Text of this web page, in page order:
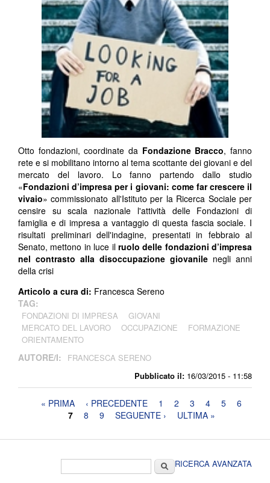
Pubblicato il: 16/03/2015 - 11:58
Otto fondazioni, coordinate da Fondazione Bracco, fanno
rete e si mobilitano intorno al tema scottante dei giovani e del
mercato del lavoro. Lo fanno partendo dallo studio
«Fondazioni d’impresa per i giovani: come far crescere il
vivaio» commissionato all'Istituto per la Ricerca Sociale per
censire su scala nazionale l'attività delle Fondazioni di
famiglia e di impresa a vantaggio di questa fascia sociale. I
risultati preliminari dell'indagine, presentati in febbraio al
Senato, mettono in luce ilruolo delle fondazioni d’impresa
nel contrasto alla disoccupazione giovanile negli anni
della crisi
Articolo a cura di: Francesca Sereno
TAG:
FONDAZIONI DI IMPRESA
GIOVANI
MERCATO DEL LAVORO
OCCUPAZIONE
FORMAZIONE
ORIENTAMENTO
AUTORE/I: FRANCESCA SERENO
Pagine« PRIMA ‹ PRECEDENTE 1 2 3 4 5
6
7
8 9 SEGUENTE › ULTIMA »
CercaRICERCA AVANZATA